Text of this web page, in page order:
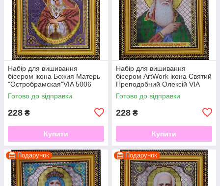
Набір для вишивання
бісером ікона Божия Матерь
"Остробрамская"VIA 5006
Готово до відправки
228 ₴
Купити
Набір для вишивання
бісером ArtWork ікона Святий
Преподобний Олексій VIA
5015
Готово до відправки
228 ₴
Купити
Подарунок Подарунок